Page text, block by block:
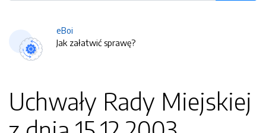
eBoi
Jak załatwić sprawę?
Uchwały Rady Miejskiej